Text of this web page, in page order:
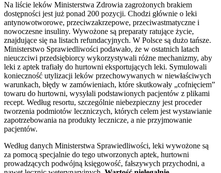
Na liście leków Ministerstwa Zdrowia zagrożonych brakiem
dostępności jest już ponad 200 pozycji. Chodzi głównie o leki
antynowotworowe, przeciwzakrzepowe, przeciwastmatyczne i
nowoczesne insuliny. Wywożone są preparaty ratujące życie,
znajdujące się na listach refundacyjnych. W Polsce są dużo tańsze.
Ministerstwo Sprawiedliwości podawało, że w ostatnich latach
nieuczciwi przedsiębiorcy wykorzystywali różne mechanizmy, aby
leki z aptek trafiały do hurtowni eksportujących leki. Symulowali
konieczność utylizacji leków przechowywanych w niewłaściwych
warunkach, błędy w zamówieniach, które skutkowały „cofnięciem”
towaru do hurtowni, wysyłali podstawionych pacjentów z plikami
recept. Według resortu, szczególnie niebezpieczny jest proceder
tworzenia podmiotów leczniczych, których celem jest wystawianie
zapotrzebowania na produkty lecznicze, a nie przyjmowanie
pacjentów.
Według danych Ministerstwa Sprawiedliwości, leki wywożone są
za pomocą specjalnie do tego utworzonych aptek, hurtowni
prowadzących podwójną księgowość, fałszywych przychodni, a